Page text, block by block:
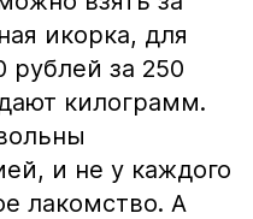
икорка, для
рублей за 250
килограмм.
и не у каждого
лакомство. А